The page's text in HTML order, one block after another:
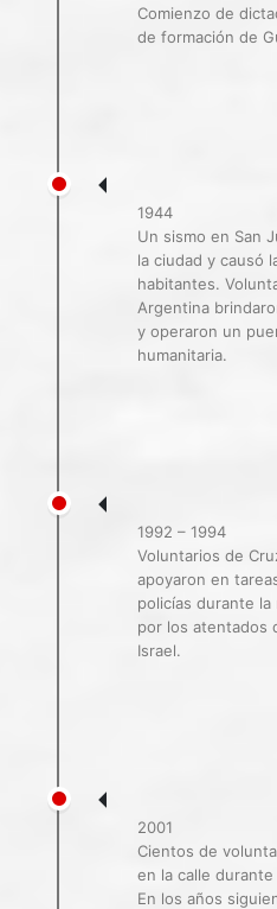
Comienzo de
de formación de
1944
Un sismo en San
la ciudad y causó
habitantes.
Argentina
y operaron un
humanitaria.
1992 – 1994
Voluntarios de
apoyaron en
policías durante
por los atentados
Israel.
2001
Cientos de
en la calle
En los años